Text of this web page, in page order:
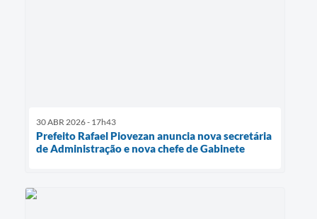
30 ABR 2026 - 17h43
Prefeito Rafael Piovezan anuncia nova secretária
de Administração e nova chefe de Gabinete